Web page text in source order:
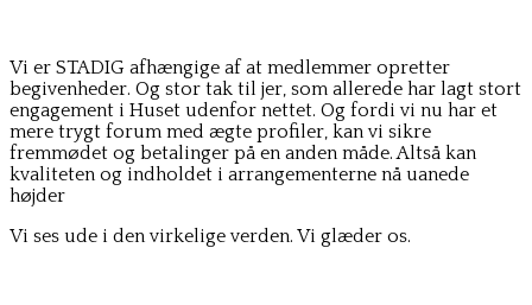
Vi er STADIG afhængige af at medlemmer opretter
begivenheder. Og stor tak til jer, som allerede har lagt stort
engagement i Huset udenfor nettet. Og fordi vi nu har et
mere trygt forum med ægte profiler, kan vi sikre
fremmødet og betalinger på en anden måde. Altså kan
kvaliteten og indholdet i arrangementerne nå uanede
højder
Vi ses ude i den virkelige verden. Vi glæder os.